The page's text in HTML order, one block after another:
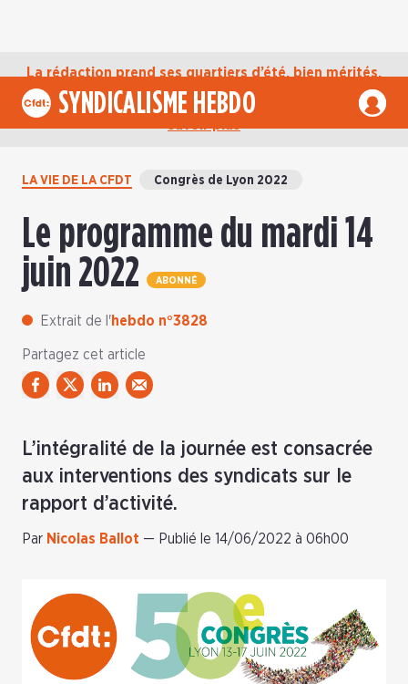
La rédaction prend ses quartiers d’été, bien mérités,
jusqu’au mardi 1er septembre. D’ici là, retrouvez
l’actualité de la CFDT sur notre compte Bluesky. En
SYNDICALISME HEBDO
LA VIE DE LA CFDT Congrès de Lyon 2022
Le programme du mardi 14
juin 2022
ABONNÉ
Extrait de l'hebdo n°3828
Partagez cet article
L’intégralité de la journée est consacrée
aux interventions des syndicats sur le
rapport d’activité.
Par Nicolas Ballot — Publié le 14/06/2022 à 06h00